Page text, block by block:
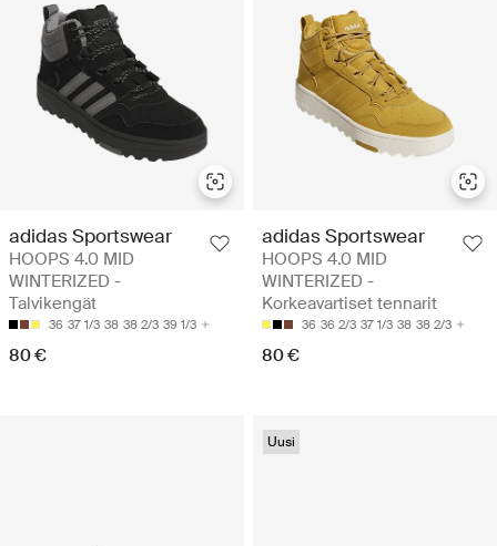
adidas Sportswear
HOOPS 4.0 MID
WINTERIZED -
Talvikengät
36 37 1/3 38 38 2/3 39 1/3
80 €
adidas Sportswear
HOOPS 4.0 MID
WINTERIZED -
Korkeavartiset tennarit
36 36 2/3 37 1/3 38 38 2/3
80 €
Uusi